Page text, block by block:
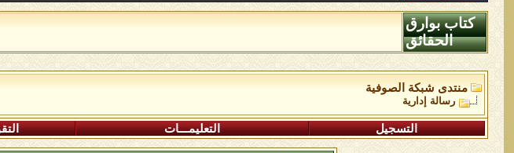
كتاب بوارق
الحقائق
منتدى شبكة الصوفية
رسالة إدارية
التسجيل التعليمـــات